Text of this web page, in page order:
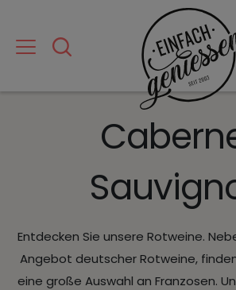
Entdecken Sie unsere Rotweine.
Angebot deutscher Rotweine,
eine große Auswahl an Franzosen.